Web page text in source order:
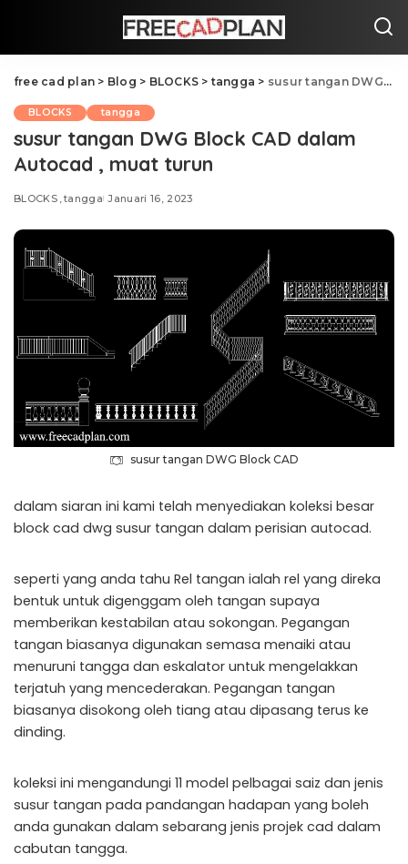
free cad plan > Blog > BLOCKS > tangga > susur tangan DWG Block CAD dalam Autocad , muat turun
BLOCKS tangga
susur tangan DWG Block CAD dalam
Autocad , muat turun
BLOCKS tangga Januari 16, 2023
susur tangan DWG Block CAD
dalam siaran ini kami telah menyediakan koleksi besar
block cad dwg susur tangan dalam perisian autocad.
seperti yang anda tahu Rel tangan ialah rel yang direka
bentuk untuk digenggam oleh tangan supaya
memberikan kestabilan atau sokongan. Pegangan
tangan biasanya digunakan semasa menaiki atau
menuruni tangga dan eskalator untuk mengelakkan
terjatuh yang mencederakan. Pegangan tangan
biasanya disokong oleh tiang atau dipasang terus ke
dinding.
koleksi ini mengandungi 11 model pelbagai saiz dan jenis
susur tangan pada pandangan hadapan yang boleh
anda gunakan dalam sebarang jenis projek cad dalam
cabutan tangga.